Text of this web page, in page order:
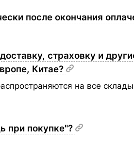
после окончания
страховку и
Китае?
на все
при покупке"?